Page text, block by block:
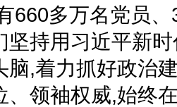
660多万名党员
坚持用习近平新
脑,着力抓好政治
、领袖权威,始终